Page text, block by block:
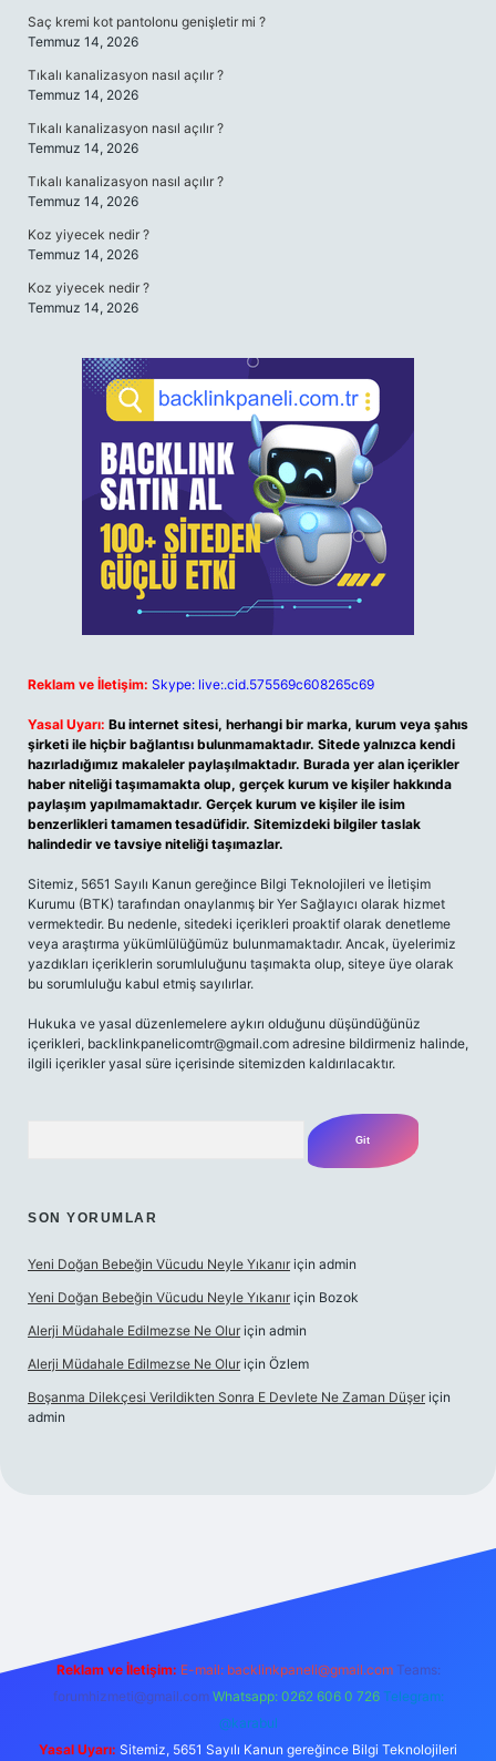
Saç kremi kot pantolonu genişletir mi ?
Temmuz 14, 2026
Tıkalı kanalizasyon nasıl açılır ?
Temmuz 14, 2026
Tıkalı kanalizasyon nasıl açılır ?
Temmuz 14, 2026
Tıkalı kanalizasyon nasıl açılır ?
Temmuz 14, 2026
Koz yiyecek nedir ?
Temmuz 14, 2026
Koz yiyecek nedir ?
Temmuz 14, 2026
Reklam ve İletişim: Skype: live:.cid.575569c608265c69
Yasal Uyarı: Bu internet sitesi, herhangi bir marka, kurum veya şahıs
şirketi ile hiçbir bağlantısı bulunmamaktadır. Sitede yalnızca kendi
hazırladığımız makaleler paylaşılmaktadır. Burada yer alan içerikler
haber niteliği taşımamakta olup, gerçek kurum ve kişiler hakkında
paylaşım yapılmamaktadır. Gerçek kurum ve kişiler ile isim
benzerlikleri tamamen tesadüfidir. Sitemizdeki bilgiler taslak
halindedir ve tavsiye niteliği taşımazlar.
Sitemiz, 5651 Sayılı Kanun gereğince Bilgi Teknolojileri ve İletişim
Kurumu (BTK) tarafından onaylanmış bir Yer Sağlayıcı olarak hizmet
vermektedir. Bu nedenle, sitedeki içerikleri proaktif olarak denetleme
veya araştırma yükümlülüğümüz bulunmamaktadır. Ancak, üyelerimiz
yazdıkları içeriklerin sorumluluğunu taşımakta olup, siteye üye olarak
bu sorumluluğu kabul etmiş sayılırlar.
Hukuka ve yasal düzenlemelere aykırı olduğunu düşündüğünüz
içerikleri, backlinkpanelicomtr@gmail.com adresine bildirmeniz halinde,
ilgili içerikler yasal süre içerisinde sitemizden kaldırılacaktır.
SON YORUMLAR
Yeni Doğan Bebeğin Vücudu Neyle Yıkanır için admin
Yeni Doğan Bebeğin Vücudu Neyle Yıkanır için Bozok
Alerji Müdahale Edilmezse Ne Olur için admin
Alerji Müdahale Edilmezse Ne Olur için Özlem
Boşanma Dilekçesi Verildikten Sonra E Devlete Ne Zaman Düşer için
admin
Reklam ve İletişim: E-mail: backlinkpaneli@gmail.com Teams:
forumhizmeti@gmail.com Whatsapp: 0262 606 0 726 Telegram:
@karabul
Yasal Uyarı: Sitemiz, 5651 Sayılı Kanun gereğince Bilgi Teknolojileri